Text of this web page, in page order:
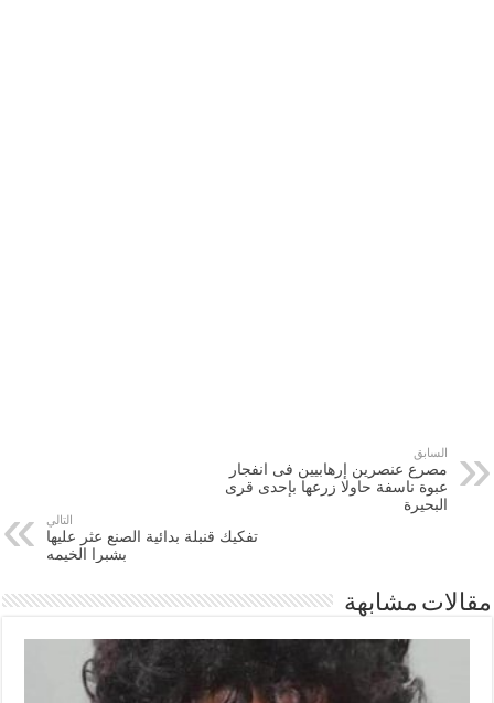
السابق
مصرع عنصرين إرهابيين فى انفجار
عبوة ناسفة حاولا زرعها بإحدى قرى
البحيرة
التالي
تفكيك قنبلة بدائية الصنع عثر عليها
بشبرا الخيمه
مقالات مشابهة